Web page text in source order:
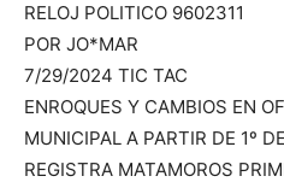
RELOJ POLITICO 9602311
POR JO*MAR
7/29/2024 TIC TAC
ENROQUES Y CAMBIOS EN
MUNICIPAL A PARTIR DE 1º
REGISTRA MATAMOROS